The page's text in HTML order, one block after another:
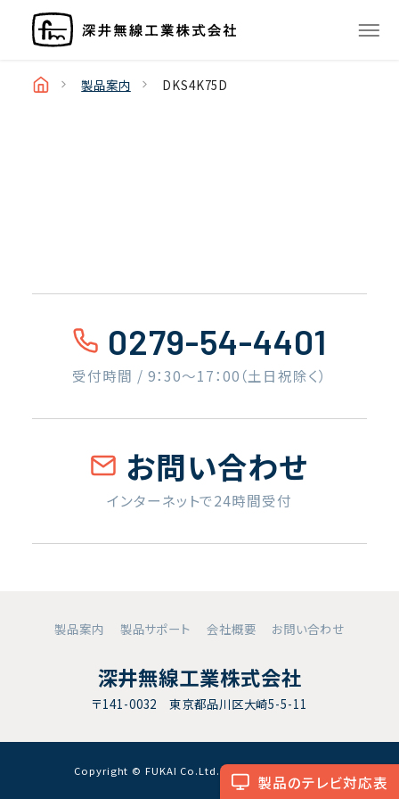
製品のテレビ対応表
製品案内 DKS4K75D
0279-54-4401
受付時間 / 9：30〜17：00（土日祝除く）
お問い合わせ
インターネットで24時間受付
製品案内 製品サポート 会社概要 お問い合わせ
深井無線工業株式会社
〒141-0032 東京都品川区大崎5-5-11
Copyright © FUKAI Co.Ltd. All RightsReserved.